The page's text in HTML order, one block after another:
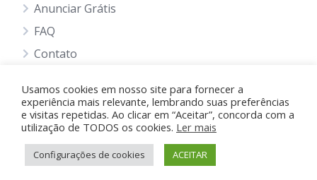
Anunciar Grátis
FAQ
Contato
Anunciando Agora
Página Inicial
Minha Conta
Usamos cookies em nosso site para fornecer a
experiência mais relevante, lembrando suas preferências
e visitas repetidas. Ao clicar em “Aceitar”, concorda com a
utilização de TODOS os cookies. Ler mais
Configurações de cookies ACEITAR